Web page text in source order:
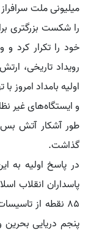
میلیونی ملت
را شکست بزرگتری
خود را تکرار کرد
رویداد تاریخی،
اولیه بامداد امروز
و ایستگاه‌های غیر
طور آشکار آتش بس
گذاشت.
در پاسخ اولیه به
پاسداران انقلاب
85 نقطه از
پنجم دریایی بحرین